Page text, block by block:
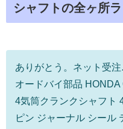
シャフトの全ヶ所
ありがとう。ネット受注
オードバイ部品
4気筒クランクシャフト
ピン ジャーナル シール